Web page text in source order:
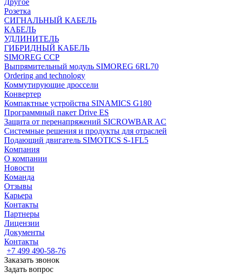
Другое
Розетка
СИГНАЛЬНЫЙ КАБЕЛЬ
КАБЕЛЬ
УДЛИНИТЕЛЬ
ГИБРИДНЫЙ КАБЕЛЬ
SIMOREG CCP
Выпрямительный модуль SIMOREG 6RL70
Ordering and technology
Коммутирующие дроссели
Конвертер
Компактные устройства SINAMICS G180
Программный пакет Drive ES
Защита от перенапряжений SICROWBAR AC
Системные решения и продукты для отраслей
Подающий двигатель SIMOTICS S-1FL5
Компания
О компании
Новости
Команда
Отзывы
Карьера
Контакты
Партнеры
Лицензии
Документы
Контакты
+7 499 490-58-76
Заказать звонок
Задать вопрос